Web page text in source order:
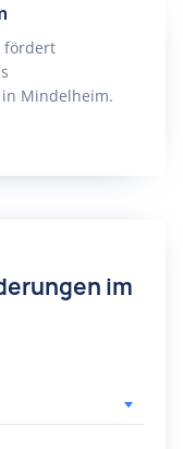
fördert
Mindelheim.
im